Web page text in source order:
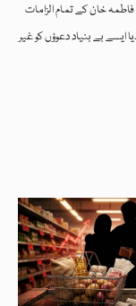
فاطمہ خان کے تمام الزامات
ایسے بے بنیاد دعوؤں کو غیر